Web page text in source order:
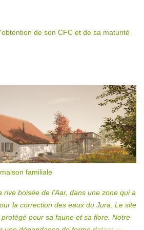
conservation de la valeur patrimoniale
des locaux dont l’affectation puisse
au centre duquel des ‘’boîtes’’ en
usages particuliers.
de son CFC et de sa maturité
familiale
rive boisée de l'Aar, dans une zone qui a
la correction des eaux du Jura. Le site
pour sa faune et sa flore. Notre